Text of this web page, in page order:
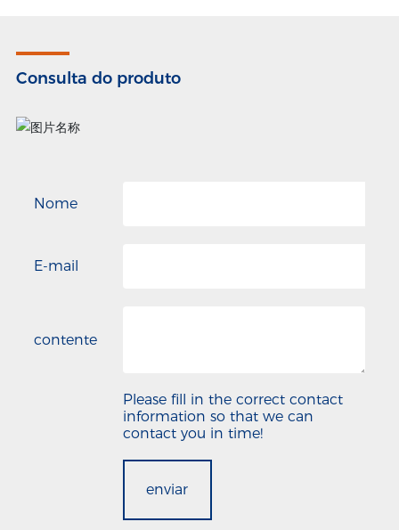
Consulta do produto
Nome
E-mail
contente
Please fill in the correct contact
information so that we can
contact you in time!
enviar